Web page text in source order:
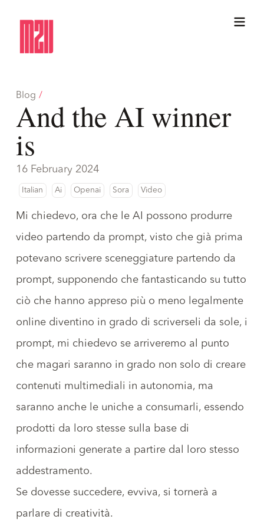
Blog /
And the AI winner
is
16 February 2024
Italian Ai Openai Sora Video
Mi chiedevo, ora che
le AI possono produrre
video partendo da prompt, visto che già prima
potevano scrivere sceneggiature partendo da
prompt, supponendo che fantasticando su tutto
ciò che hanno appreso più o meno legalmente
online diventino in grado di scriverseli da sole, i
prompt, mi chiedevo se arriveremo al punto
che magari saranno in grado non solo di creare
contenuti multimediali in autonomia, ma
saranno anche le uniche a consumarli, essendo
prodotti da loro stesse sulla base di
informazioni generate a partire dal loro stesso
addestramento.
Se dovesse succedere, evviva, si tornerà a
parlare di creatività.